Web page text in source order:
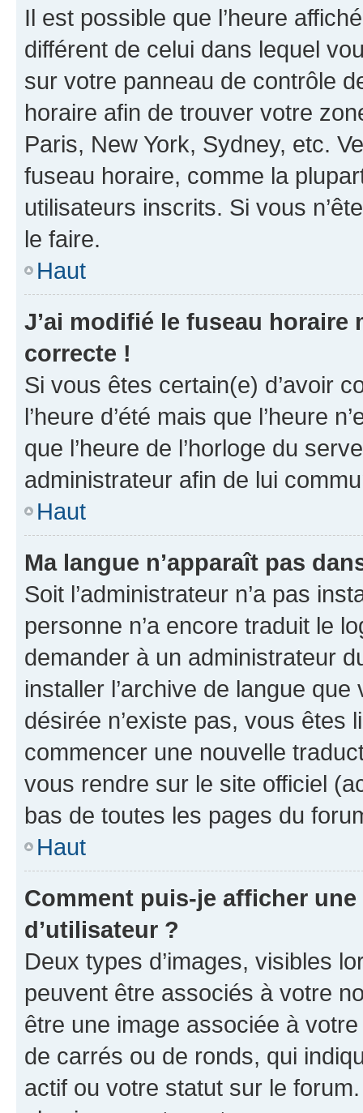
Il est possible que l’heure
différent de celui dans lequel
sur votre panneau de contrôle
horaire afin de trouver votre
Paris, New York, Sydney, etc.
fuseau horaire, comme la
utilisateurs inscrits. Si vous
le faire.
Haut
J’ai modifié le fuseau horaire
correcte !
Si vous êtes certain(e) d’avoir
l’heure d’été mais que l’heure
que l’heure de l’horloge du
administrateur afin de lui
Haut
Ma langue n’apparaît pas
Soit l’administrateur n’a pas
personne n’a encore traduit le
demander à un administrateur
installer l’archive de langue
désirée n’existe pas, vous êtes
commencer une nouvelle
vous rendre sur le site officiel
bas de toutes les pages du
Haut
Comment puis-je afficher
d’utilisateur ?
Deux types d’images, visibles
peuvent être associés à votre
être une image associée à
de carrés ou de ronds, qui
actif ou votre statut sur le